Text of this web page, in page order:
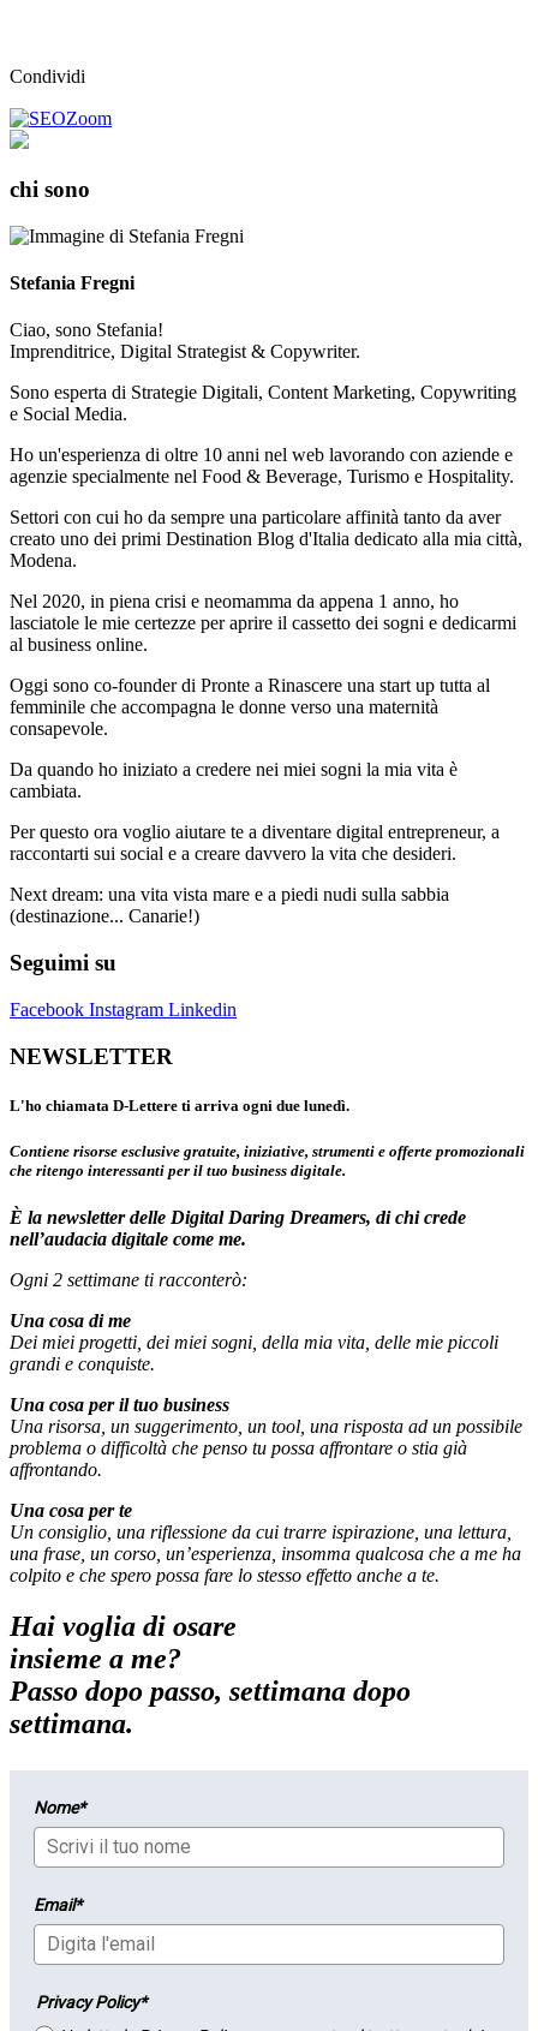
Condividi
chi sono
Stefania Fregni
Ciao, sono Stefania!
Imprenditrice, Digital Strategist & Copywriter.
Sono esperta di Strategie Digitali, Content Marketing, Copywriting
e Social Media.
Ho un'esperienza di oltre 10 anni nel web lavorando con aziende e
agenzie specialmente nel Food & Beverage, Turismo e Hospitality.
Settori con cui ho da sempre una particolare affinità tanto da aver
creato uno dei primi Destination Blog d'Italia dedicato alla mia città,
Modena.
Nel 2020, in piena crisi e neomamma da appena 1 anno, ho
lasciatole le mie certezze per aprire il cassetto dei sogni e dedicarmi
al business online.
Oggi sono co-founder di Pronte a Rinascere una start up tutta al
femminile che accompagna le donne verso una maternità
consapevole.
Da quando ho iniziato a credere nei miei sogni la mia vita è
cambiata.
Per questo ora voglio aiutare te a diventare digital entrepreneur, a
raccontarti sui social e a creare davvero la vita che desideri.
Next dream: una vita vista mare e a piedi nudi sulla sabbia
(destinazione... Canarie!)
Seguimi su
Facebook Instagram Linkedin
NEWSLETTER
L'ho chiamata D-Lettere ti arriva ogni due lunedì.
Contiene risorse esclusive gratuite, iniziative, strumenti e offerte promozionali
che ritengo interessanti per il tuo business digitale.
È la newsletter delle Digital Daring Dreamers, di chi crede
nell’audacia digitale come me.
Ogni 2 settimane ti racconterò:
Una cosa di me
Dei miei progetti, dei miei sogni, della mia vita, delle mie piccoli
grandi e conquiste.
Una cosa per il tuo business
Una risorsa, un suggerimento, un tool, una risposta ad un possibile
problema o difficoltà che penso tu possa affrontare o stia già
affrontando.
Una cosa per te
Un consiglio, una riflessione da cui trarre ispirazione, una lettura,
una frase, un corso, un’esperienza, insomma qualcosa che a me ha
colpito e che spero possa fare lo stesso effetto anche a te.
Hai voglia di osare
insieme a me?
Passo dopo passo, settimana dopo
settimana.
Nome*
Email*
Privacy Policy*